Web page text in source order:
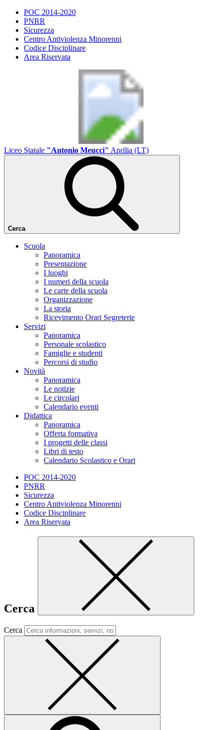
POC 2014-2020
PNRR
Sicurezza
Centro Antiviolenza Minorenni
Codice Disciplinare
Area Riservata
Liceo Statale "Antonio Meucci" Aprilia (LT)
Cerca
Scuola
Panoramica
Presentazione
I luoghi
I numeri della scuola
Le carte della scuola
Organizzazione
La storia
Ricevimento Orari Segreterie
Servizi
Panoramica
Personale scolastico
Famiglie e studenti
Percorsi di studio
Novità
Panoramica
Le notizie
Le circolari
Calendario eventi
Didattica
Panoramica
Offerta formativa
I progetti delle classi
Libri di testo
Calendario Scolastico e Orari
POC 2014-2020
PNRR
Sicurezza
Centro Antiviolenza Minorenni
Codice Disciplinare
Area Riservata
Cerca
Cerca